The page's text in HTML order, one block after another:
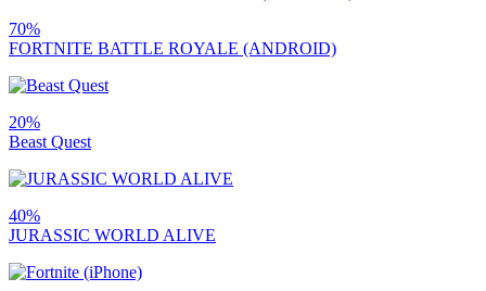
70%
FORTNITE BATTLE ROYALE (ANDROID)
20%
Beast Quest
40%
JURASSIC WORLD ALIVE